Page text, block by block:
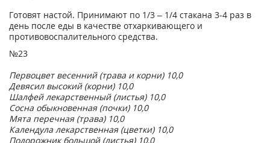
Готовят настой. Принимают по 1/3 – 1/4 стакана 3-4 раз в
день после еды в качестве отхаркивающего и
противовоспалительного средства.
№23
Первоцвет весенний (трава и корни) 10,0
Девясил высокий (корни) 10,0
Шалфей лекарственный (листья) 10,0
Сосна обыкновенная (почки) 10,0
Мята перечная (трава) 10,0
Календула лекарственная (цветки) 10,0
Подорожник большой (листья) 10,0